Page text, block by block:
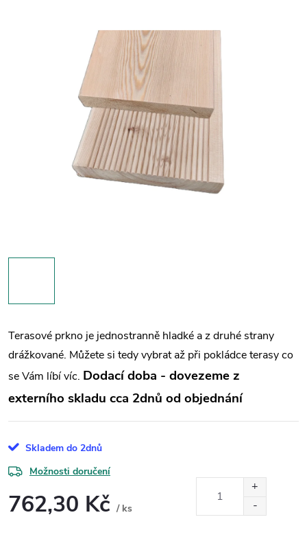
Terasové prkno je jednostranně hladké a z druhé strany
drážkované. Můžete si tedy vybrat až při pokládce terasy co
se Vám líbí víc. Dodací doba - dovezeme z
externího skladu cca 2dnů od objednání
Skladem do 2dnů
Možnosti doručení
762,30 Kč / ks